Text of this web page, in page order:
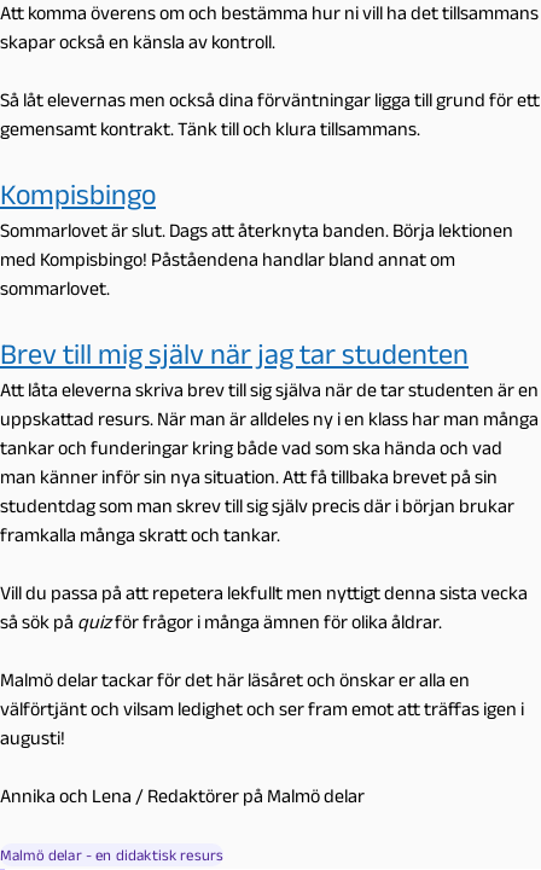
Att komma överens om och bestämma hur ni vill ha det tillsammans
skapar också en känsla av kontroll.
Så låt elevernas men också dina förväntningar ligga till grund för ett
gemensamt kontrakt. Tänk till och klura tillsammans.
Kompisbingo
Sommarlovet är slut. Dags att återknyta banden. Börja lektionen
med Kompisbingo! Påståendena handlar bland annat om
sommarlovet.
Brev till mig själv när jag tar studenten
Att låta eleverna skriva brev till sig själva när de tar studenten är en
uppskattad resurs. När man är alldeles ny i en klass har man många
tankar och funderingar kring både vad som ska hända och vad
man känner inför sin nya situation. Att få tillbaka brevet på sin
studentdag som man skrev till sig själv precis där i början brukar
framkalla många skratt och tankar.
Vill du passa på att repetera lekfullt men nyttigt denna sista vecka
så sök på quizför frågor i många ämnen för olika åldrar.
Malmö delar tackar för det här läsåret och önskar er alla en
välförtjänt och vilsam ledighet och ser fram emot att träffas igen i
augusti!
Annika och Lena / Redaktörer på Malmö delar
Malmö delar - en didaktisk resurs